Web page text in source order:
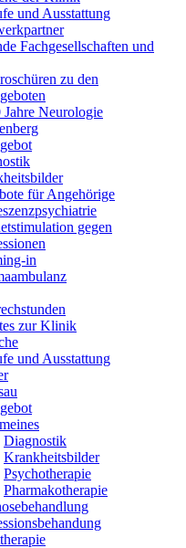
und Ausstattung
Fachgesellschaften und
zu den
Jahre Neurologie
für Angehörige
gegen
in
zur Klinik
und Ausstattung
Diagnostik
Krankheitsbilder
Psychotherapie
Pharmakotherapie